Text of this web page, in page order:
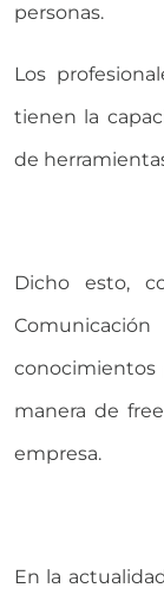
personas.
Los
tienen la
de
Dicho esto,
conocimientos
manera de
empresa.
En la